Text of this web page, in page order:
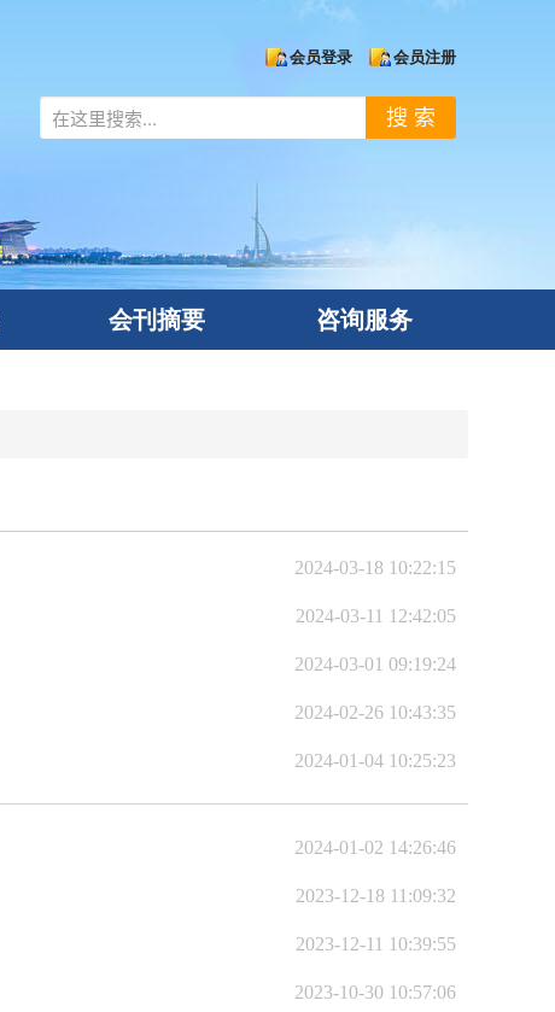
会员登录 会员注册
搜 索
会刊摘要 咨询服务
2024-03-18 10:22:15
2024-03-11 12:42:05
2024-03-01 09:19:24
2024-02-26 10:43:35
2024-01-04 10:25:23
2024-01-02 14:26:46
2023-12-18 11:09:32
2023-12-11 10:39:55
2023-10-30 10:57:06